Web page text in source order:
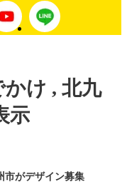
かけ , 北九
示
がデザイン募集